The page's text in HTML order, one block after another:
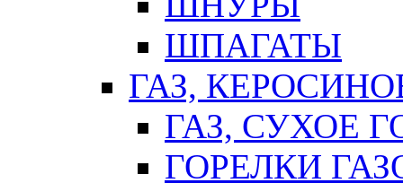
ШПАГАТЫ
ГАЗ,
ГАЗ, СУХОЕ
ГОРЕЛКИ